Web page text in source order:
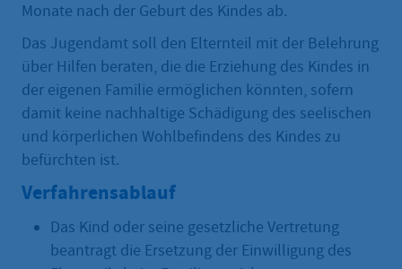
Monate nach der Geburt des Kindes ab.
Das Jugendamt soll den Elternteil mit der Belehrung
über Hilfen beraten, die die Erziehung des Kindes in
der eigenen Familie ermöglichen könnten, sofern
damit keine nachhaltige Schädigung des seelischen
und körperlichen Wohlbefindens des Kindes zu
befürchten ist.
Verfahrensablauf
Das Kind oder seine gesetzliche Vertretung
beantragt die Ersetzung der Einwilligung des